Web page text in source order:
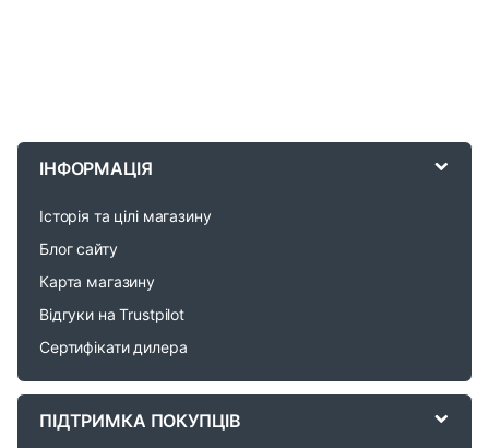
C
ІНФОРМАЦІЯ
Історія та цілі магазину
Блог сайту
Карта магазину
Відгуки на Trustpilot
Сертифікати дилера
ПІДТРИМКА ПОКУПЦІВ